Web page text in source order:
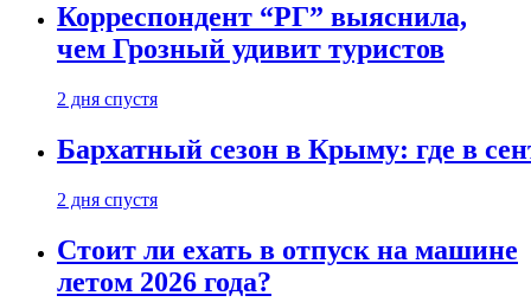
Корреспондент “РГ” выяснила,
чем Грозный удивит туристов
2 дня спустя
Бархатный сезон в Крыму: где в
2 дня спустя
Стоит ли ехать в отпуск на машине
летом 2026 года?